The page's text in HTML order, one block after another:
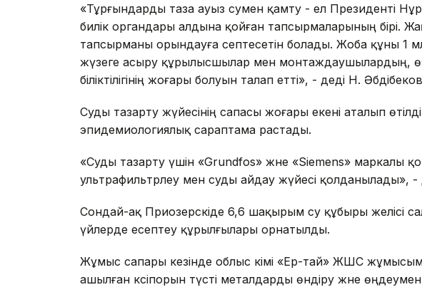
«Тұрғындарды таза ауыз сумен қамту - ел Президенті
билік органдары алдына қойған тапсырмаларының бірі.
тапсырманы орындауға септесетін болады. Жоба құны 1
жүзеге асыру құрылысшылар мен монтаждаушылардың,
біліктілігінің жоғары болуын талап етті», - деді Н.
Суды тазарту жүйесінің сапасы жоғары екені аталып
эпидемиологиялық сараптама растады.
«Суды тазарту үшін «Grundfos» және «Siеmens» маркалы
ультрафильтрлеу мен суды айдау жүйесі қолданылады», -
Сондай-ақ Приозерскіде 6,6 шақырым су құбыры желісі
үйлерде есептеу құрылғылары орнатылды.
Жұмыс сапары кезінде облыс әкімі «Ер-тай» ЖШС
ашылған кәсіпорын түсті металдарды өндіру және